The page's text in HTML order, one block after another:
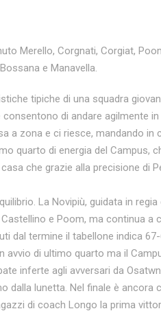
Merello, Corgnati, Corgiat,
e Manavella.
tipiche di una squadra
di andare agilmente in
a zona e ci riesce, mandando in
quarto di energia del Campus,
che grazie alla precisione di
La Novipiù, guidata in regia
e Poom, ma continua a
dal termine il tabellone indica 67-
avvio di ultimo quarto ma il
inferte agli avversari da
dalla lunetta. Nel finale è ancora
di coach Longo la prima